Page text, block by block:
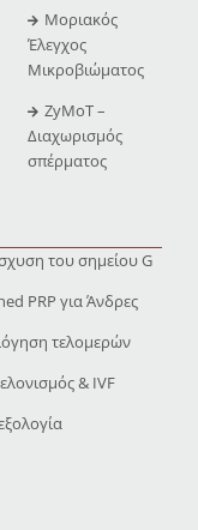
Μοριακός
Έλεγχος
Μικροβιώματος
ZyMoT –
Διαχωρισμός
σπέρματος
του σημείου G
PRP για Άνδρες
τελομερών
& IVF